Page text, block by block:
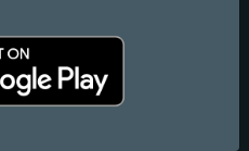
HOP